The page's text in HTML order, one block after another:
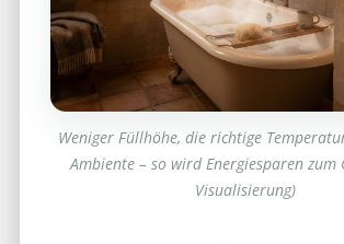
Weniger Füllhöhe, die richtige
Ambiente – so wird Energiesparen zum
Visualisierung)